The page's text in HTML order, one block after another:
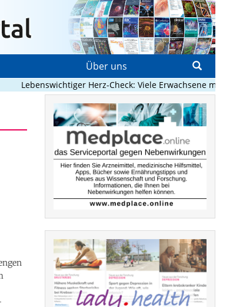
Über uns
Lebenswichtiger Herz-Check: Viele Erwachsene mit